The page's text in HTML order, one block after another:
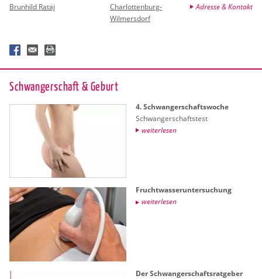
Brunhild Rataj
Charlottenburg-
Wilmersdorf
Adresse & Kontakt
Schwan­ger­schaft & Ge­burt
4. Schwan­ger­schafts­wo­che
Schwan­ger­schafts­test
wei­ter­le­sen
Frucht­was­ser­un­ter­su­chung
wei­ter­le­sen
Der Schwan­ger­schafts­rat­ge­ber